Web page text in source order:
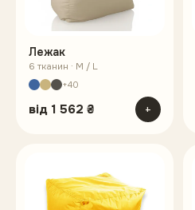
Лежак
6 тканин · M / L
+40
від 1 562 ₴ +